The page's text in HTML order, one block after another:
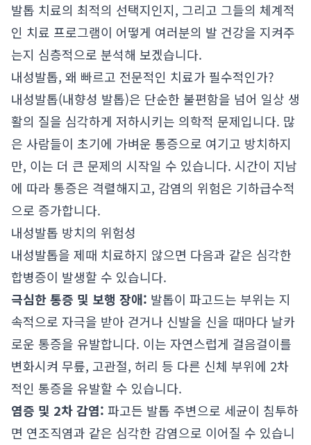
발톱 치료의 최적의 선택지인지, 그리고 그들의 체계적
인 치료 프로그램이 어떻게 여러분의 발 건강을 지켜주
는지 심층적으로 분석해 보겠습니다.
내성발톱, 왜 빠르고 전문적인 치료가 필수적인가?
내성발톱(내향성 발톱)은 단순한 불편함을 넘어 일상 생
활의 질을 심각하게 저하시키는 의학적 문제입니다. 많
은 사람들이 초기에 가벼운 통증으로 여기고 방치하지
만, 이는 더 큰 문제의 시작일 수 있습니다. 시간이 지남
에 따라 통증은 격렬해지고, 감염의 위험은 기하급수적
으로 증가합니다.
내성발톱 방치의 위험성
내성발톱을 제때 치료하지 않으면 다음과 같은 심각한
합병증이 발생할 수 있습니다.
극심한 통증 및 보행 장애: 발톱이 파고드는 부위는 지
속적으로 자극을 받아 걷거나 신발을 신을 때마다 날카
로운 통증을 유발합니다. 이는 자연스럽게 걸음걸이를
변화시켜 무릎, 고관절, 허리 등 다른 신체 부위에 2차
적인 통증을 유발할 수 있습니다.
염증 및 2차 감염: 파고든 발톱 주변으로 세균이 침투하
면 연조직염과 같은 심각한 감염으로 이어질 수 있습니